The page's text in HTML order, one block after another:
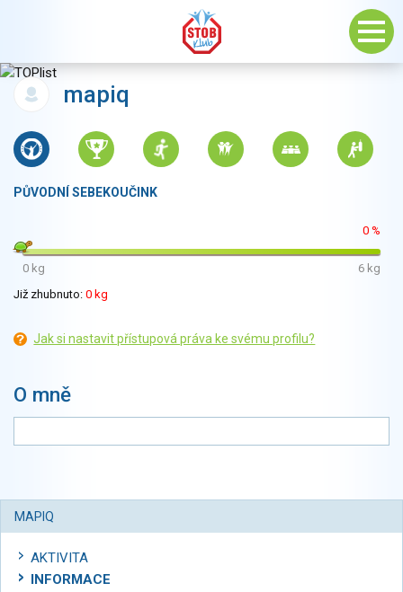
mapiq
PŮVODNÍ SEBEKOUČINK
0 %
0 kg
6 kg
Již zhubnuto: 0 kg
Jak si nastavit přístupová práva ke svému profilu?
O mně
MAPIQ
AKTIVITA
INFORMACE